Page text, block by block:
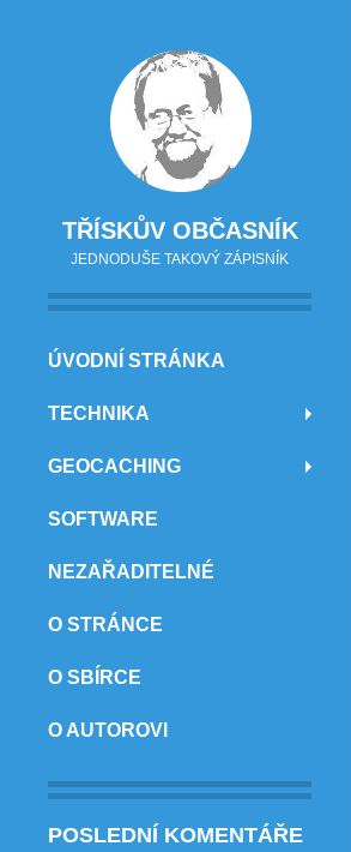
TŘÍSKŮV OBČASNÍK
JEDNODUŠE TAKOVÝ ZÁPISNÍK
PŘEJÍT NA OBSAH
ÚVODNÍ STRÁNKA
TECHNIKA
GEOCACHING
SOFTWARE
NEZAŘADITELNÉ
O STRÁNCE
O SBÍRCE
O AUTOROVI
POSLEDNÍ KOMENTÁŘE